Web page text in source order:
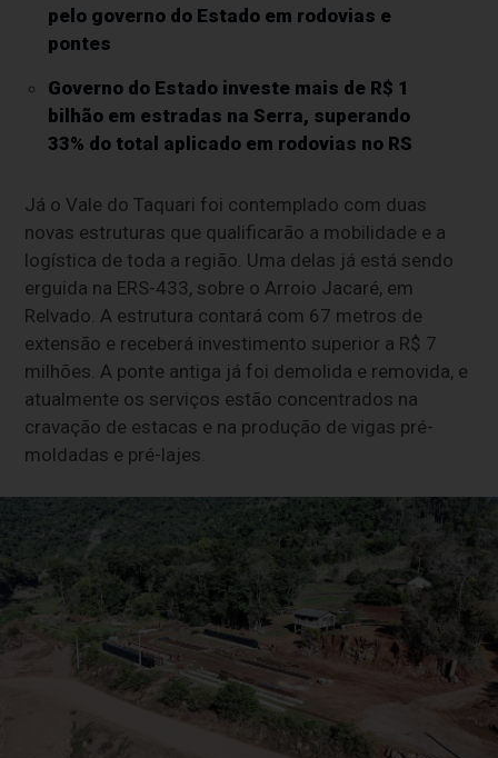
pelo governo do Estado em rodovias e
pontes
Governo do Estado investe mais de R$ 1
bilhão em estradas na Serra, superando
33% do total aplicado em rodovias no RS
Já o Vale do Taquari foi contemplado com duas
novas estruturas que qualificarão a mobilidade e a
logística de toda a região. Uma delas já está sendo
erguida na ERS-433, sobre o Arroio Jacaré, em
Relvado. A estrutura contará com 67 metros de
extensão e receberá investimento superior a R$ 7
milhões. A ponte antiga já foi demolida e removida, e
atualmente os serviços estão concentrados na
cravação de estacas e na produção de vigas pré-
moldadas e pré-lajes.